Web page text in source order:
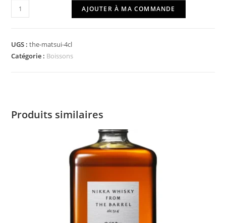
quantité
de
Matsui
4cl
AJOUTER À MA COMMANDE
UGS :the-matsui-4cl
Catégorie : Boissons
Produits similaires